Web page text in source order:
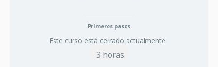
Primeros pasos
Este curso está cerrado actualmente
3 horas